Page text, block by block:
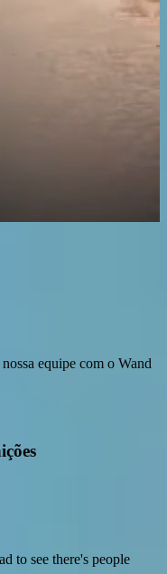
equipe com o Wand
to see there's people